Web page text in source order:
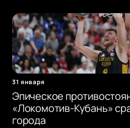
31 января
Эпическое
«Локомотив-Кубань»
города